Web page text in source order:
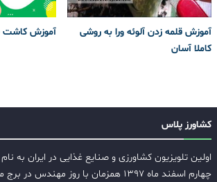
آموزش قلمه زدن آلوئه ورا به روشی
کاملا آسان
آموزش کاشت
کشاورز پلاس
اولین تلویزیون کشاورزی و صنایع غذایی در ایران به
چهارم اسفند ماه ۱۳۹۷ همزمان با روز